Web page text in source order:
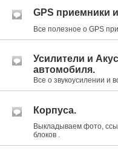
GPS приемники
Все полезное о GPS
Усилители и
автомобиля.
Все о звукоусилении и
Корпуса.
Выкладываем фото,
блоков .